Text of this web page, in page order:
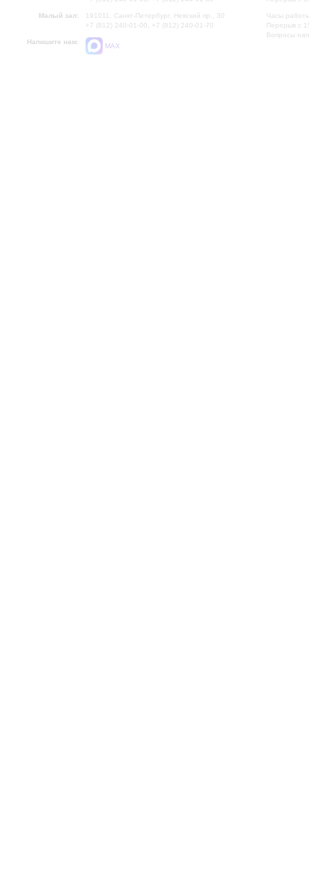
Малый зал:
191011, Санкт-Петербург, Невский пр., 30
+7 (812) 240-01-00, +7 (812) 240-01-70
Напишите нам:
MAX
Часы
Перерыв с
Вопросы